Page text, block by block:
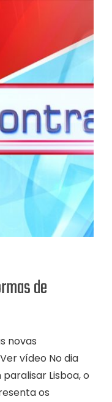
de
novas
vídeo No dia
Lisboa, o
os